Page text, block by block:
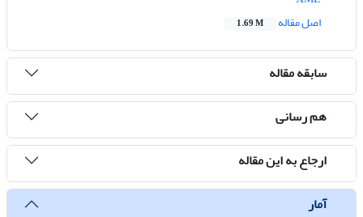
اصل مقاله
1.69 M
سابقه مقاله
هم رسانی
ارجاع به این مقاله
آمار